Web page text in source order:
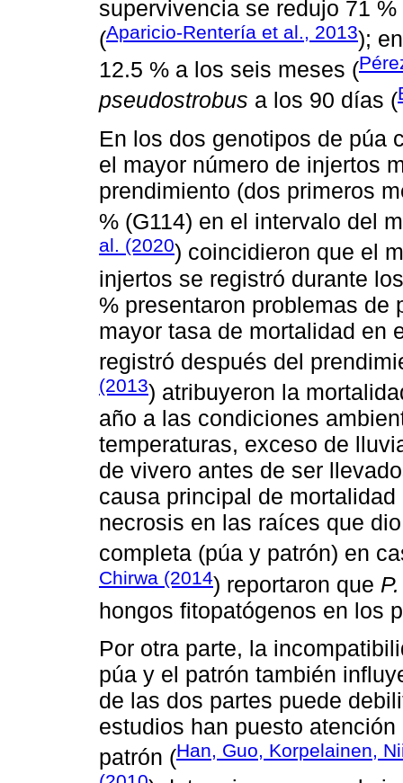
supervivencia se redujo 71
(Aparicio-Rentería et al., 2013);
12.5 % a los seis meses (
pseudostrobus a los 90 días (
En los dos genotipos de púa
el mayor número de injertos
prendimiento (dos primeros
% (G114) en el intervalo del
al. (2020) coincidieron que el
injertos se registró durante
% presentaron problemas de
mayor tasa de mortalidad en
registró después del
(2013) atribuyeron la
año a las condiciones
temperaturas, exceso de
de vivero antes de ser
causa principal de
necrosis en las raíces que
completa (púa y patrón) en
Chirwa (2014) reportaron que
hongos fitopatógenos en los
Por otra parte, la
púa y el patrón también
de las dos partes puede
estudios han puesto
patrón (Han, Guo, Korpelainen,